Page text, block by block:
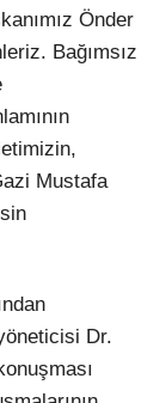
Önder
Bağımsız
Mustafa
Dr.